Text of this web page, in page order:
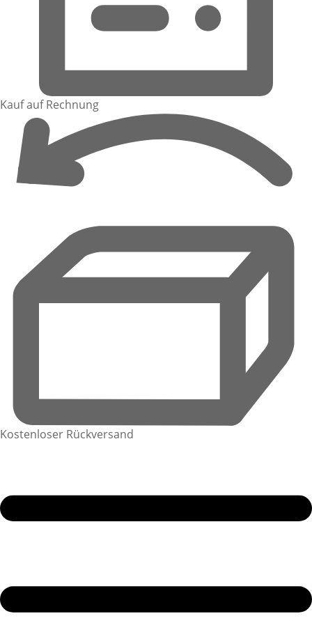
Kauf auf Rechnung
Kostenloser Rückversand